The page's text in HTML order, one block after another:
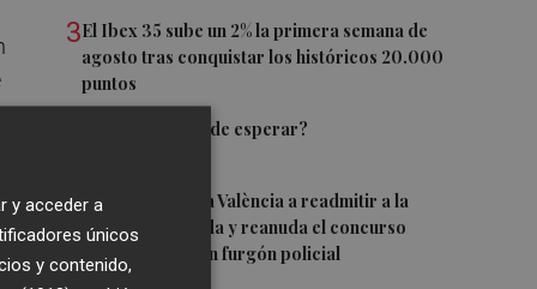
3El Ibex 35 sube un 2% la primera semana de
agosto tras conquistar los históricos 20.000
puntos
¿El Pacífico puede esperar?
5El TARC obliga a València a readmitir a la
empresa excluida y reanuda el concurso
para comprar un furgón policial
y acceder a
únicos
y contenido,